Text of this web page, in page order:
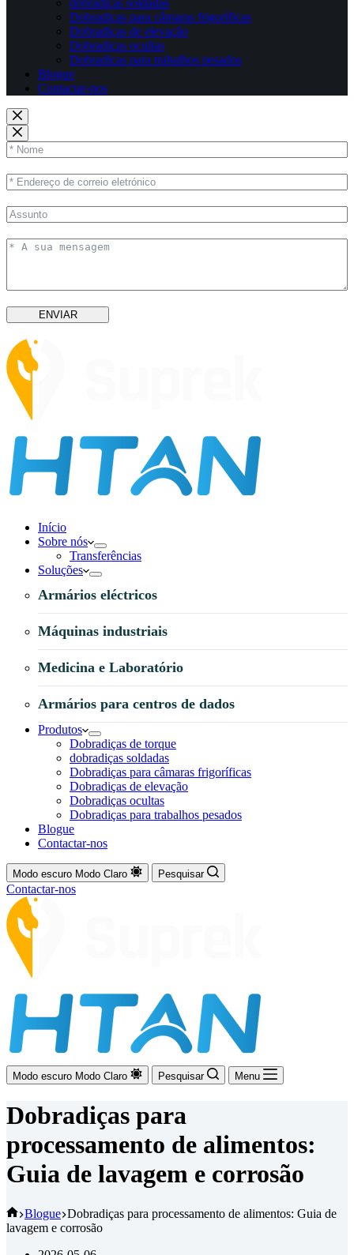
dobradiças soldadas
Dobradiças para câmaras frigoríficas
Dobradiças de elevação
Dobradiças ocultas
Dobradiças para trabalhos pesados
Blogue
Contactar-nos
ENVIAR
Início
Sobre nós
Transferências
Soluções
Armários eléctricos
Máquinas industriais
Medicina e Laboratório
Armários para centros de dados
Produtos
Dobradiças de torque
dobradiças soldadas
Dobradiças para câmaras frigoríficas
Dobradiças de elevação
Dobradiças ocultas
Dobradiças para trabalhos pesados
Blogue
Contactar-nos
Modo escuro Modo Claro Pesquisar
Contactar-nos
Modo escuro Modo Claro Pesquisar Menu
Dobradiças para
processamento de alimentos:
Guia de lavagem e corrosão
Início
Blogue Dobradiças para processamento de alimentos: Guia de
lavagem e corrosão